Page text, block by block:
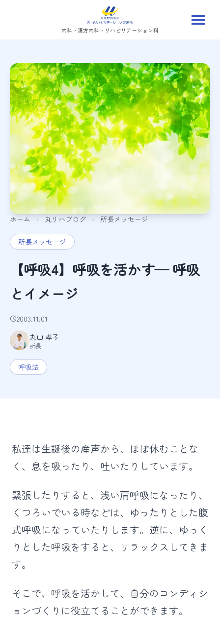
内科・漢方内科・リハビリテーション科
ホーム › 丸リハブログ › 所長メッセージ
所長メッセージ
【呼吸4】呼吸を活かす— 呼吸
とイメージ
2003.11.01
丸山 孝子
所長
呼吸法
私達は生誕後の産声から、ほぼ休むことな
く、息を吸ったり、吐いたりしています。
緊張したりすると、浅い肩呼吸になったり、
くつろいでいる時などは、ゆったりとした腹
式呼吸になっていたりします。逆に、ゆっく
りとした呼吸をすると、リラックスしてきま
す。
そこで、呼吸を活かして、自分のコンディシ
ョンづくりに役立てることができます。